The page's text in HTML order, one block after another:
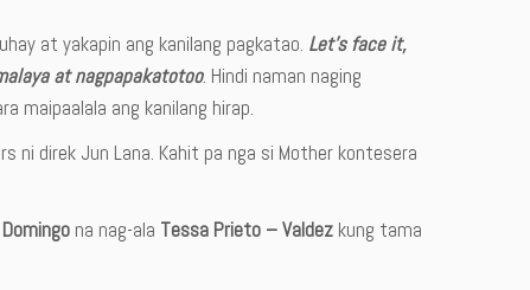
at yakapin ang kanilang pagkatao. Let’s face it,
at nagpapakatotoo. Hindi naman naging
maipaalala ang kanilang hirap.
ni direk Jun Lana. Kahit pa nga si Mother kontesera
na nag-ala Tessa Prieto – Valdez kung tama